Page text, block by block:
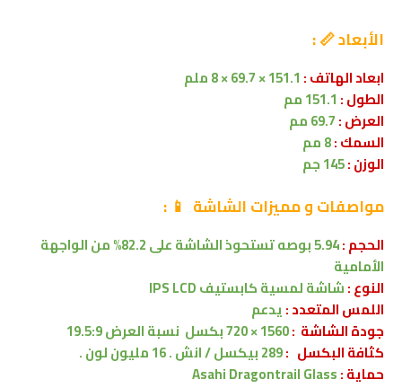
الأبعاد 📏 :
ابعاد الهاتف : 151.1 × 69.7
× 8 ملم
الطول : 151.1 مم
العرض :
السمك :8 مم
الوزن :
مواصفاتو مميزات الشاشة 📱
:
الحجم :5.94 بوصه تستحوذ الشاشة على 82.2% من
الواجهة
الأمامية
النوع :شاشة لمسيةكابستيفIPS LCD
اللمس المتعدد :يدعم
جودة الشاشة :1560 × 720 بكسل
نسبة العرض 19.5:9
كثافة البكسل :289 بيكسل / انش . 16 مليون لون .
حماية :Asahi Dragontrail Glass